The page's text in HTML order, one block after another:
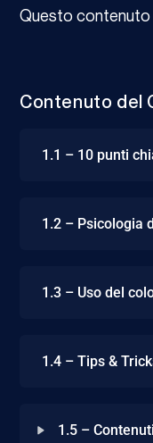
Questo contenuto
Contenuto del
1.1 – 10 punti
1.2 – Psicologia
1.3 – Uso del
1.4 – Tips &
1.5 –